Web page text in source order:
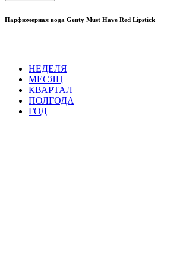
Парфюмерная вода Genty Must Have Red Lipstick
НЕДЕЛЯ
МЕСЯЦ
КВАРТАЛ
ПОЛГОДА
ГОД